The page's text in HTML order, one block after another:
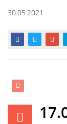
30.05.2021